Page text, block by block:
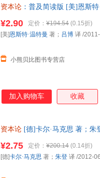
资本论 ：普及简读版 [美]恩斯
¥2.90 定价： ¥194.54 (0.15折)
小熊贝比图书专营店
[美]恩斯特·温特曼 著； 吕博 译 /
加入购物车 收藏
资本论 [德]卡尔·马克思 著；
¥2.75 定价： ¥200.14 (0.14折)
[德]卡尔·马克思 著； 朱登 译 /2012-